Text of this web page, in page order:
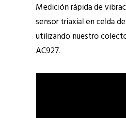
Medición rápida de
sensor triaxial en celda
utilizando nuestro
AC927.